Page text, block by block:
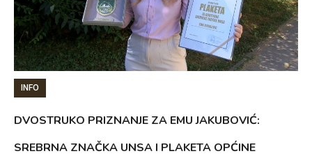
INFO
DVOSTRUKO PRIZNANJE ZA EMU JAKUBOVIĆ:
SREBRNA ZNAČKA UNSA I PLAKETA OPĆINE